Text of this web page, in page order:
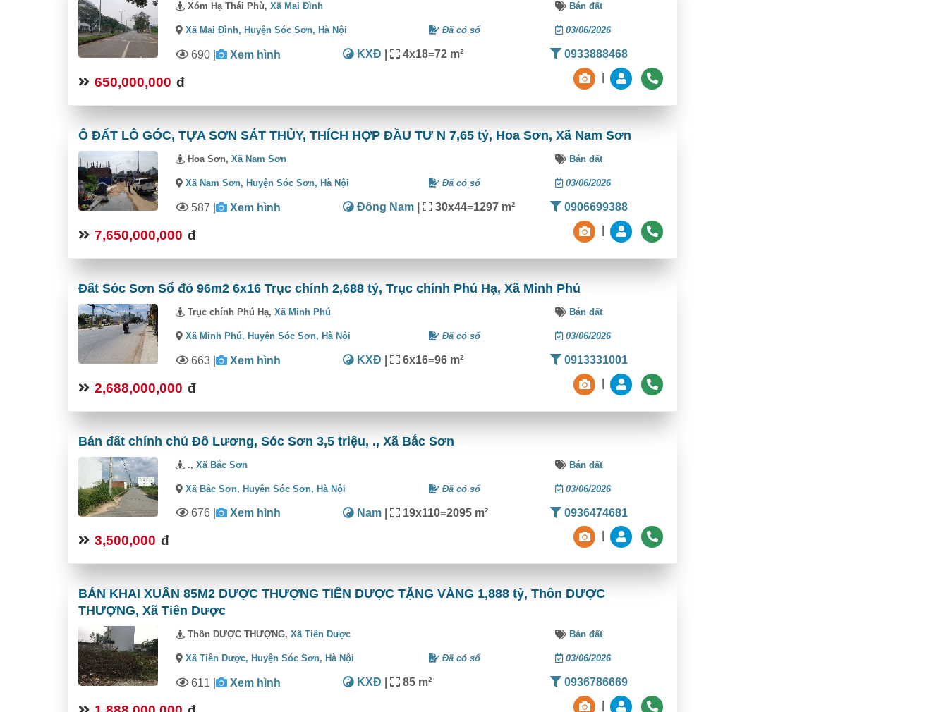
Xóm Hạ Thái Phù,Xã Mai Đình Bán đất
Xã Mai Đình, Huyện Sóc Sơn, Hà Nội Đã có sổ 03/06/2026
690 | Xem hình KXĐ 4x18=72 m² 0933888468
650,000,000 đ
Ô ĐẤT LÔ GÓC, TỰA SƠN SÁT THỦY, THÍCH HỢP ĐẦU TƯ N 7,65 tỷ, Hoa Sơn, Xã Nam Sơn
Hoa Sơn,Xã Nam Sơn Bán đất
Xã Nam Sơn, Huyện Sóc Sơn, Hà Nội Đã có sổ 03/06/2026
587 | Xem hình Đông Nam| 30x44=1297 m² 0906699388
7,650,000,000 đ
Đất Sóc Sơn Sổ đỏ 96m2 6x16 Trục chính 2,688 tỷ, Trục chính Phú Hạ, Xã Minh Phú
Trục chính Phú Hạ,Xã Minh Phú Bán đất
Xã Minh Phú, Huyện Sóc Sơn, Hà Nội Đã có sổ 03/06/2026
663 | Xem hình KXĐ 6x16=96 m² 0913331001
2,688,000,000 đ
Bán đất chính chủ Đô Lương, Sóc Sơn 3,5 triệu, ., Xã Bắc Sơn
.,Xã Bắc Sơn Bán đất
Xã Bắc Sơn, Huyện Sóc Sơn,Hà Nội Đã có sổ 03/06/2026
676 | Xem hình Nam| 19x110=2095 m² 0936474681
3,500,000 đ
BÁN KHAI XUÂN 85M2 DƯỢC THƯỢNG TIÊN DƯỢC TẶNG VÀNG 1,888 tỷ, Thôn DƯỢC
THƯỢNG, Xã Tiên Dược
Thôn DƯỢC THƯỢNG,Xã Tiên Dược Bán đất
Xã Tiên Dược, Huyện Sóc Sơn, Hà Nội Đã có sổ 03/06/2026
611 | Xem hình KXĐ 85 m² 0936786669